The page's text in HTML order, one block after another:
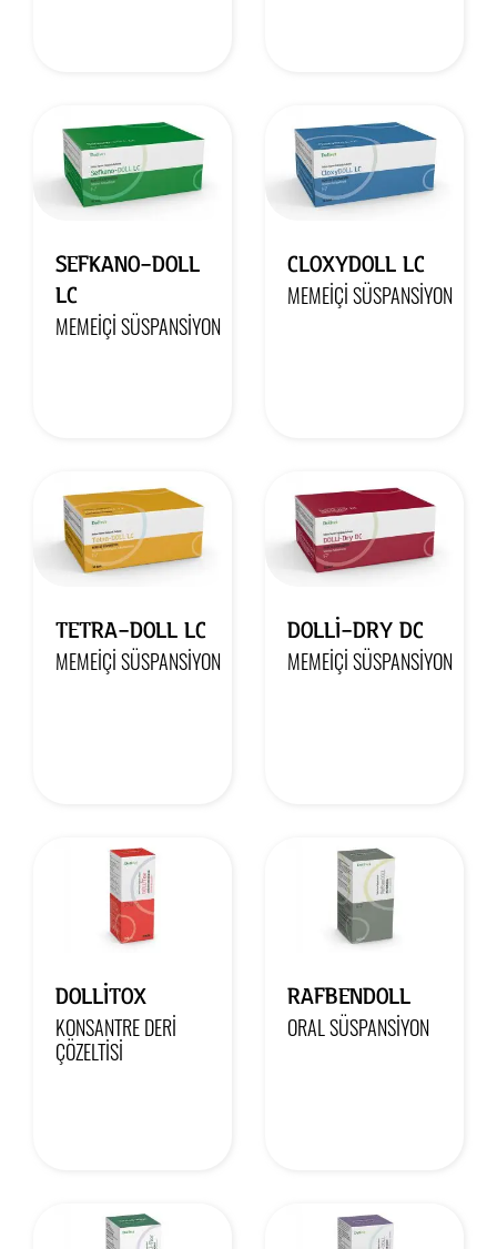
SEFKANO-DOLL
LC
MEMEIÇI SÜSPANSIYON
CLOXYDOLL LC
MEMEIÇI SÜSPANSIYON
TETRA-DOLL LC
MEMEIÇI SÜSPANSIYON
DOLLİ-DRY DC
MEMEIÇI SÜSPANSIYON
DOLLİTOX
KONSANTRE DERI
ÇÖZELTISI
RAFBENDOLL
ORAL SÜSPANSIYON